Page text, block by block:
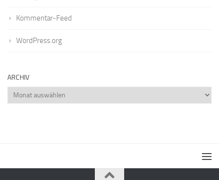
Kommentar-Feed
WordPress.org
ARCHIV
Archiv